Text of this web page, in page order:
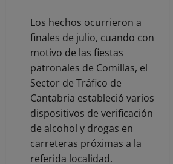
Los hechos ocurrieron a
finales de julio, cuando con
motivo de las fiestas
patronales de Comillas, el
Sector de Tráfico de
Cantabria estableció varios
dispositivos de verificación
de alcohol y drogas en
carreteras próximas a la
referida localidad.